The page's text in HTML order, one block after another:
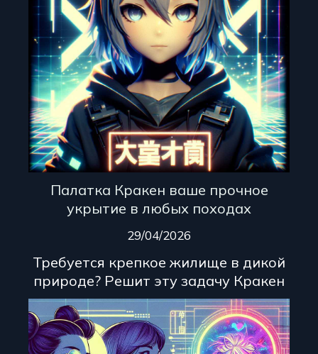
Палатка Кракен ваше прочное
укрытие в любых походах
29/04/2026
Требуется крепкое жилище в дикой
природе? Решит эту задачу Кракен